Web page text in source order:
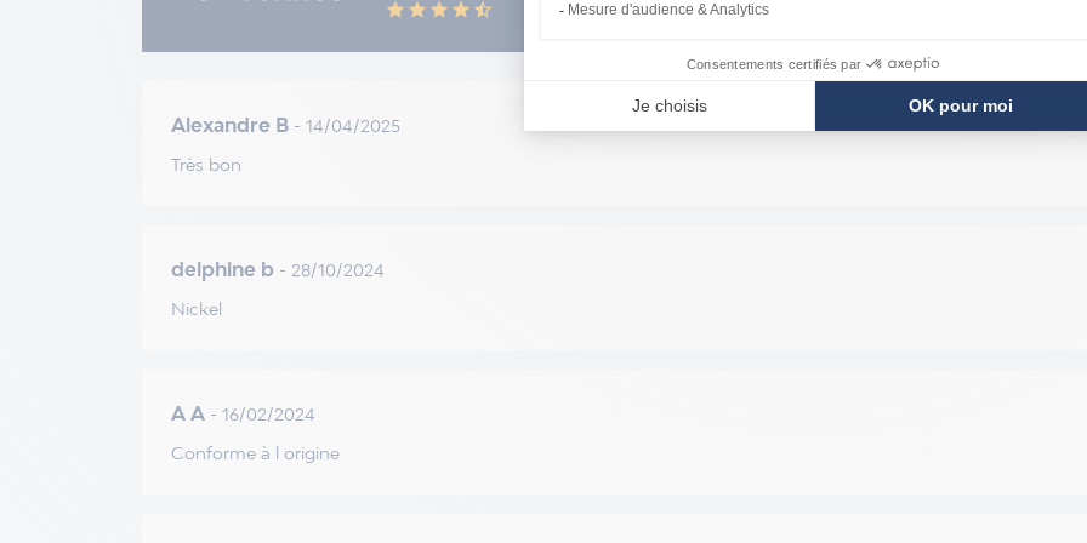
star star star star star_half
Alexandre B - 14/04/2025
Très bon
delphine b - 28/10/2024
Nickel
A A - 16/02/2024
Conforme à l origine